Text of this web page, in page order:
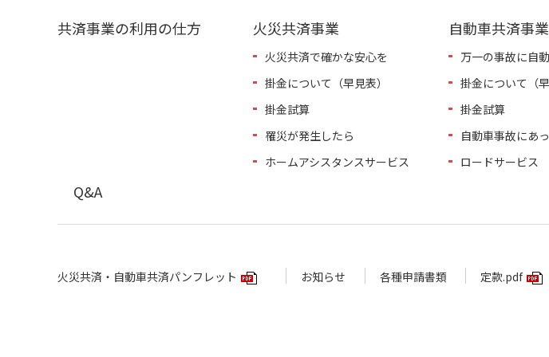
共済事業の利用の仕方 火災共済事業
火災共済で確かな安心を
掛金について（早見表）
掛金試算
罹災が発生したら
ホームアシスタンスサービス
自動車共済事業
万一の事故に自
掛金について（早
掛金試算
自動車事故にあ
ロードサービス
Q&A
火災共済・自動車共済パンフレット お知らせ 各種申請書類 定款.pdf